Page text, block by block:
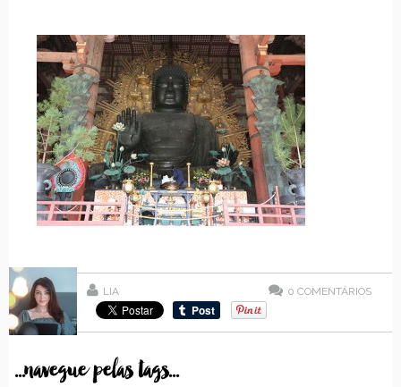
LIA 0 COMENTÁRIOS
...navegue pelas tags...